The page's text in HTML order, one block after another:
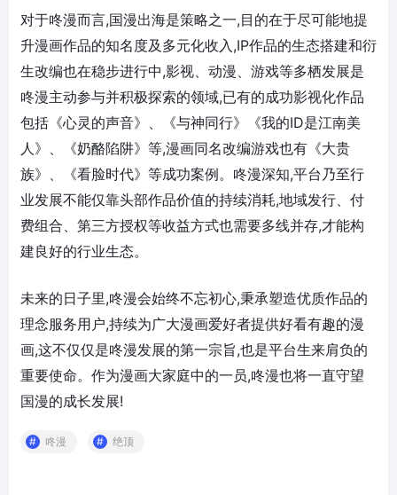
对于咚漫而言,国漫出海是策略之一,目的在于尽可能地提
升漫画作品的知名度及多元化收入,IP作品的生态搭建和衍
生改编也在稳步进行中,影视、动漫、游戏等多栖发展是
咚漫主动参与并积极探索的领域,已有的成功影视化作品
包括《心灵的声音》、《与神同行》《我的ID是江南美
人》、《奶酪陷阱》等,漫画同名改编游戏也有《大贵
族》、《看脸时代》等成功案例。咚漫深知,平台乃至行
业发展不能仅靠头部作品价值的持续消耗,地域发行、付
费组合、第三方授权等收益方式也需要多线并存,才能构
建良好的行业生态。
未来的日子里,咚漫会始终不忘初心,秉承塑造优质作品的
理念服务用户,持续为广大漫画爱好者提供好看有趣的漫
画,这不仅仅是咚漫发展的第一宗旨,也是平台生来肩负的
重要使命。作为漫画大家庭中的一员,咚漫也将一直守望
国漫的成长发展!
咚漫 绝顶